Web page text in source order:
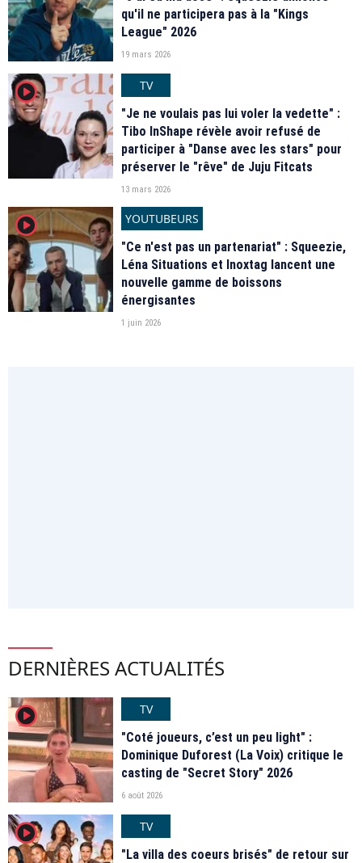
qu'il ne participera pas à la "Kings
League" 2026
19 mars 2026
player2
TV
"Je ne voulais pas lui voler la vedette" :
Tibo InShape révèle avoir refusé de
participer à "Danse avec les stars" pour
préserver le "rêve" de Juju Fitcats
13 mars 2026
player2
YOUTUBEURS
"Ce n'est pas un partenariat" : Squeezie,
Léna Situations et Inoxtag lancent une
nouvelle gamme de boissons
énergisantes
1 juin 2026
DERNIÈRES ACTUALITÉS
player2
TV
"Coté joueurs, c’est un peu light" :
Dominique Duforest (La Voix) critique le
casting de "Secret Story" 2026
6 août 2026
player2
TV
"La villa des coeurs brisés" de retour sur